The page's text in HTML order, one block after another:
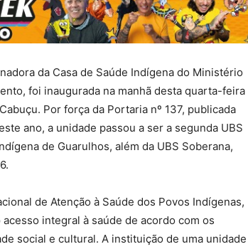
da Casa de Saúde Indígena do Ministério
foi inaugurada na manhã desta quarta-feira
Por força da Portaria nº 137, publicada
ano, a unidade passou a ser a segunda UBS
de Guarulhos, além da UBS Soberana,
de Atenção à Saúde dos Povos Indígenas,
integral à saúde de acordo com os
social e cultural. A instituição de uma unidade